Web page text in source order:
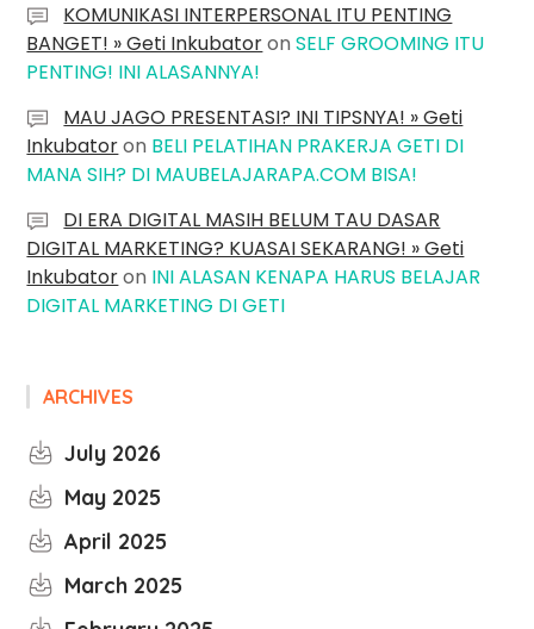
KOMUNIKASI INTERPERSONAL ITU PENTING
BANGET! » Geti InkubatoronSELF GROOMING ITU
PENTING! INI ALASANNYA!
MAU JAGO PRESENTASI? INI TIPSNYA! » Geti
Inkubatoron BELI PELATIHAN PRAKERJA GETI DI
MANA SIH? DI MAUBELAJARAPA.COM BISA!
DI ERA DIGITAL MASIH BELUM TAU DASAR
DIGITAL MARKETING? KUASAI SEKARANG! » Geti
Inkubatoron INI ALASAN KENAPA HARUS BELAJAR
DIGITAL MARKETING DI GETI
ARCHIVES
July 2026
May 2025
April 2025
March 2025